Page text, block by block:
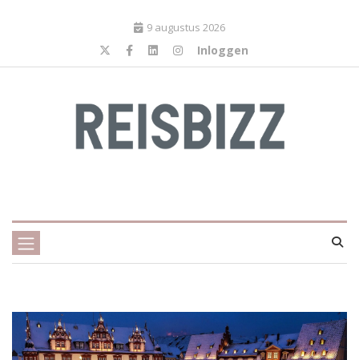
9 augustus 2026
Inloggen